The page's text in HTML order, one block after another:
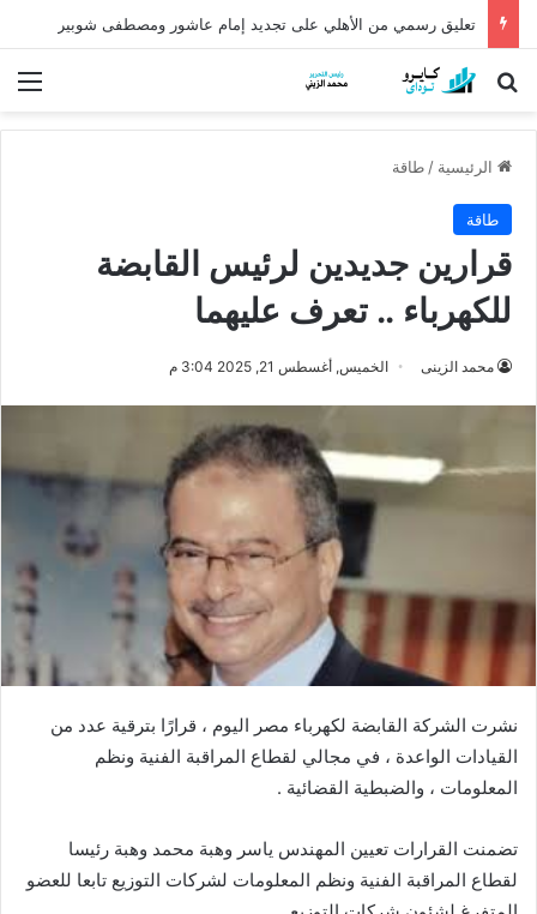
كشف أثري عمره أكثر من 5 آلاف عام في الدقهلية يروي أسرار شرق الدلتا
بحث عن
الرئيسية / طاقة
طاقة
قرارين جديدين لرئيس القابضة
للكهرباء .. تعرف عليهما
محمد الزينى الخميس, أغسطس 21, 2025 3:04 م
نشرت الشركة القابضة لكهرباء مصر اليوم ، قرارًا بترقية عدد من
القيادات الواعدة ، في مجالي لقطاع المراقبة الفنية ونظم
المعلومات ، والضبطية القضائية .
تضمنت القرارات تعيين المهندس ياسر وهبة محمد وهبة رئيسا
لقطاع المراقبة الفنية ونظم المعلومات لشركات التوزيع تابعا للعضو